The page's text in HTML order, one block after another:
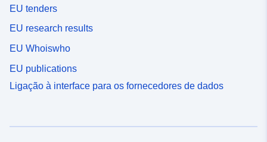
EU tenders
EU research results
EU Whoiswho
EU publications
Ligação à interface para os fornecedores de dados